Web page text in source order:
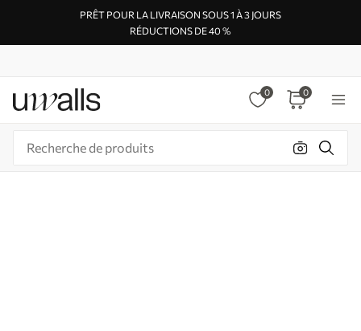
PRÊT POUR LA LIVRAISON SOUS 1 À 3 JOURS
RÉDUCTIONS DE 40 %
0 0